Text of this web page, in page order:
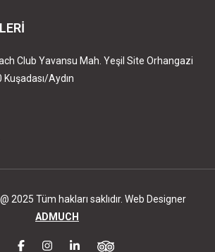
Club Yavansu Mah. Yeşil Site Orhangazi
Aydın
@ 2025 Tüm hakları saklıdır. Web Designer
ADMUCH